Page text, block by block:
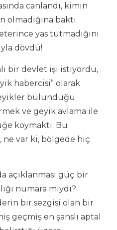
canlandı, kimin
baktı.
yas tutmadığını
dövdü!
bir devlet işi istiyordu,
habercisi” olarak
bulunduğu
ve geyik avlama ile
koymaktı. Bu
ne var ki, bölgede hiç
açıklanması güç bir
numara mıydı?
bir sezgisi olan bir
geçmiş en şanslı aptal